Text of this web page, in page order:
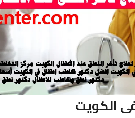
الكويت